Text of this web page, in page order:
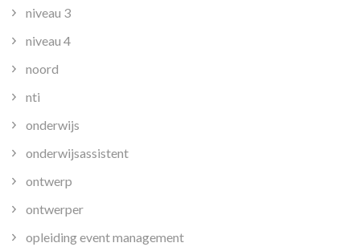
niveau 3
niveau 4
noord
nti
onderwijs
onderwijsassistent
ontwerp
ontwerper
opleiding event management